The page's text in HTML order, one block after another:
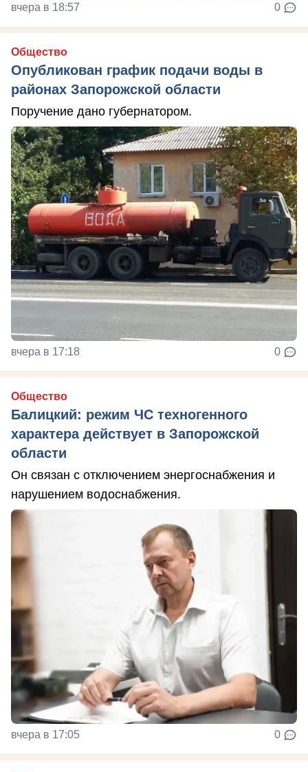
вчера в 18:57 0
Общество
Опубликован график подачи воды в
районах Запорожской области
Поручение дано губернатором.
вчера в 17:18 0
Общество
Балицкий: режим ЧС техногенного
характера действует в Запорожской
области
Он связан с отключением энергоснабжения и
нарушением водоснабжения.
вчера в 17:05 0